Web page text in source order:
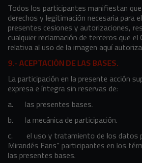
Todos los participantes manifiestan
derechos y legitimación necesaria para
presentes cesiones y autorizaciones,
cualquier reclamación de terceros que el
relativa al uso de la imagen aquí
9.- ACEPTACIÓN DE LAS BASES.
La participación en la presente acción
expresa e íntegra sin reservas de:
a. las presentes bases.
b. la mecánica de participación.
c. el uso y tratamiento de los datos
Mirandés Fans” participantes en los
las presentes bases.